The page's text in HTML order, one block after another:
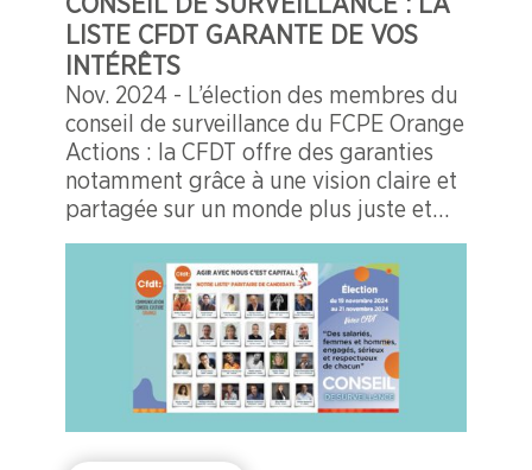
LISTE CFDT GARANTE DE VOS
INTÉRÊTS
Nov. 2024 - L’élection des membres du
conseil de surveillance du FCPE Orange
Actions : la CFDT offre des garanties
notamment grâce à une vision claire et
partagée sur un monde plus juste et
plus soutenable que nous voulons.